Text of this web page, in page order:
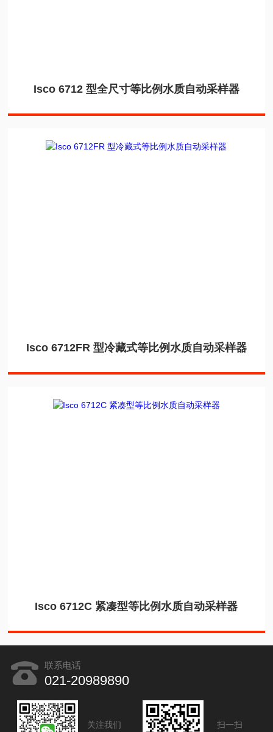
Isco 6712 型全尺寸等比例水质自动采样器
Isco 6712FR 型冷藏式等比例水质自动采样器
Isco 6712C 紧凑型等比例水质自动采样器
联系电话
021-20989890
关注我们 扫一扫